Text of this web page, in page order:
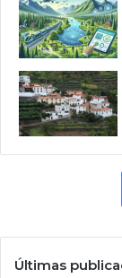
Últimas